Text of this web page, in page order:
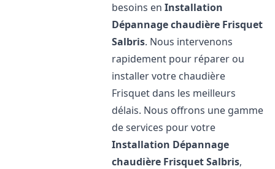
besoins enInstallation
Dépannage chaudière Frisquet
Salbris. Nous intervenons
rapidement pour réparer ou
installer votre chaudière
Frisquet dans les meilleurs
délais. Nous offrons une gamme
de services pour votre
Installation Dépannage
chaudière FrisquetSalbris,